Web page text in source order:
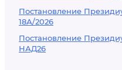
Постановление
18А/2026
Постановление
НАД26